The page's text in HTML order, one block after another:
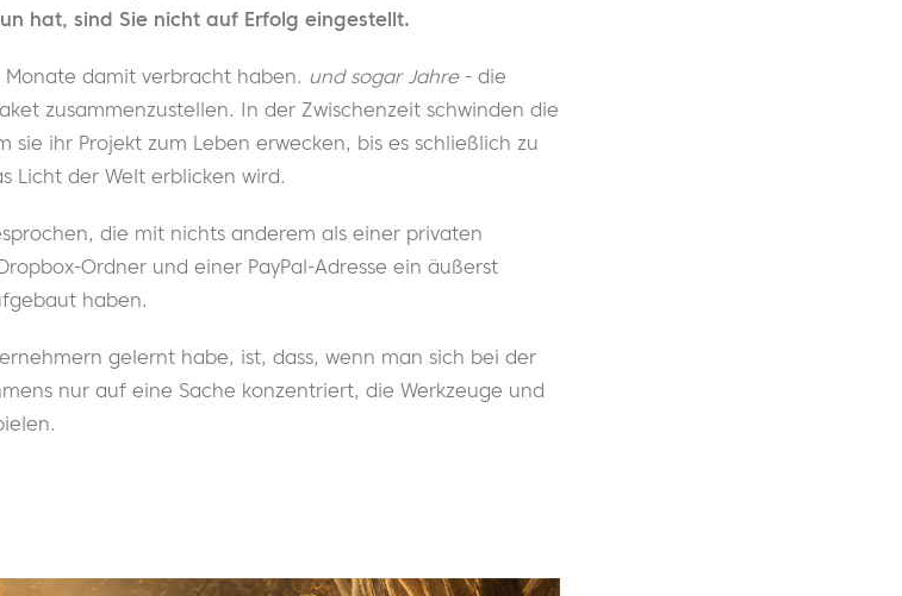
hat, sind Sie nicht auf Erfolg eingestellt.
damit verbracht haben. und sogar Jahre- die
zusammenzustellen. In der Zwischenzeit schwinden die
sie ihr Projekt zum Leben erwecken, bis es schließlich zu
Licht der Welt erblicken wird.
die mit nichts anderem als einer privaten
Ordner und einer PayPal-Adresse ein äußerst
haben.
gelernt habe, ist, dass, wenn man sich bei der
nur auf eine Sache konzentriert, die Werkzeuge und